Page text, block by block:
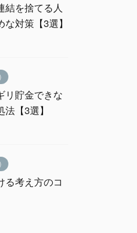
結を捨てる人
対策【3選】
リ貯金できな
【3選】
る考え方のコ